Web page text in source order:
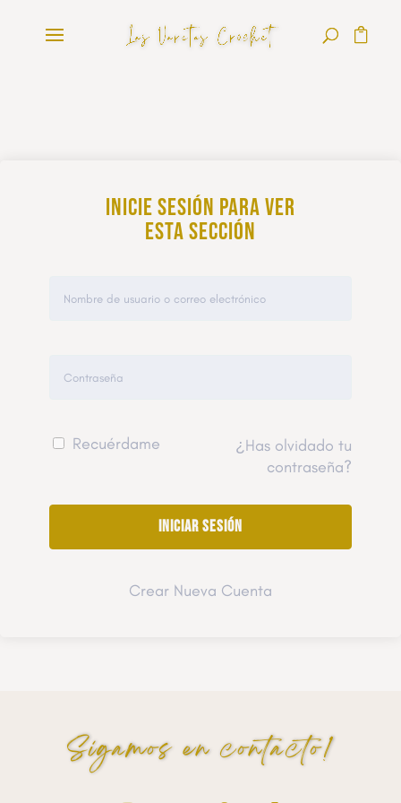
Inicie sesión para ver
esta sección
Recuérdame
¿Has olvidado tu
contraseña?
Crear Nueva Cuenta
Sigamos en contacto!